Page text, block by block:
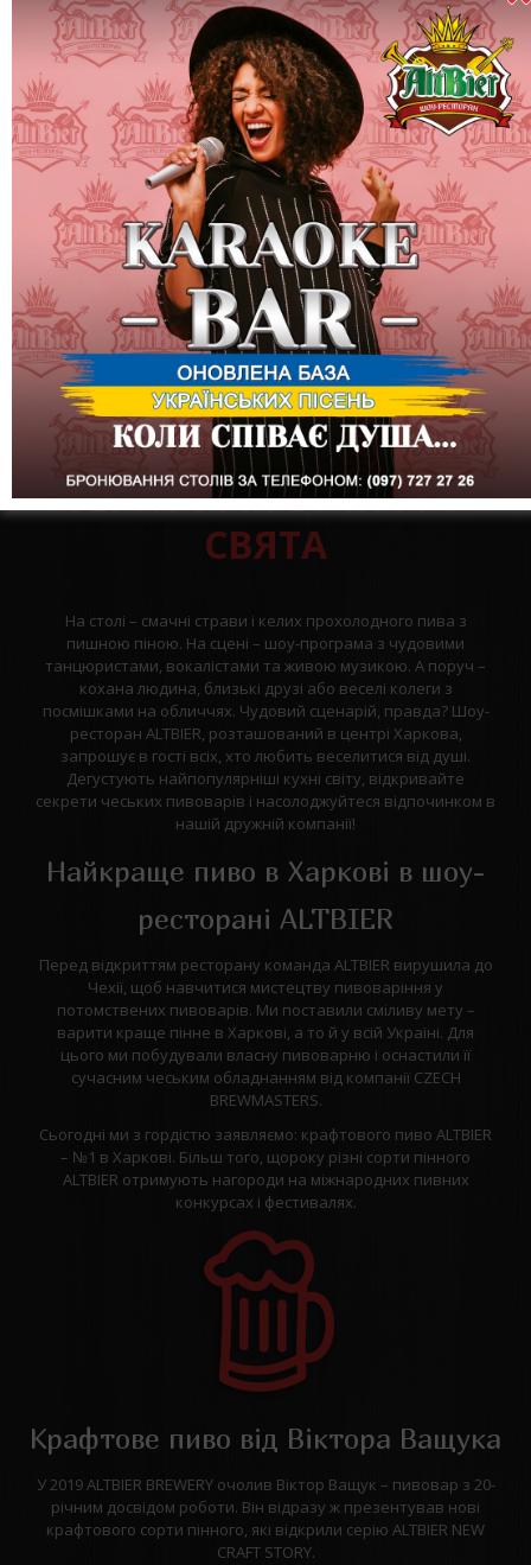
ШОУ-РЕСТОРАН
“ALTBIER”
ТЕРИТОРІЯ ВІЧНОГО
СВЯТА
На столі – смачні страви і келих прохолодного пива з
пишною піною. На сцені – шоу-програма з чудовими
танцюристами, вокалістами та живою музикою. А поруч –
кохана людина, близькі друзі або веселі колеги з
посмішками на обличчях. Чудовий сценарій, правда? Шоу-
ресторан ALTBIER, розташований в центрі Харкова,
запрошує в гості всіх, хто любить веселитися від душі.
Дегустують найпопулярніші кухні світу, відкривайте
секрети чеських пивоварів і насолоджуйтеся відпочинком в
нашій дружній компанії!
Найкраще пиво в Харкові в шоу-
ресторані ALTBIER
Перед відкриттям ресторану команда ALTBIER вирушила до
Чехії, щоб навчитися мистецтву пивоваріння у
потомствених пивоварів. Ми поставили сміливу мету –
варити краще пінне в Харкові, а то й у всій Україні. Для
цього ми побудували власну пивоварню і оснастили її
сучасним чеським обладнанням від компанії CZECH
BREWMASTERS.
Сьогодні ми з гордістю заявляємо: крафтового пиво ALTBIER
– №1 в Харкові. Більш того, щороку різні сорти пінного
ALTBIER отримують нагороди на міжнародних пивних
конкурсах і фестивалях.
Крафтове пиво від Віктора Ващука
У 2019 ALTBIER BREWERY очолив Віктор Ващук – пивовар з 20-
річним досвідом роботи. Він відразу ж презентував нові
крафтового сорти пінного, які відкрили серію ALTBIER NEW
CRAFT STORY.